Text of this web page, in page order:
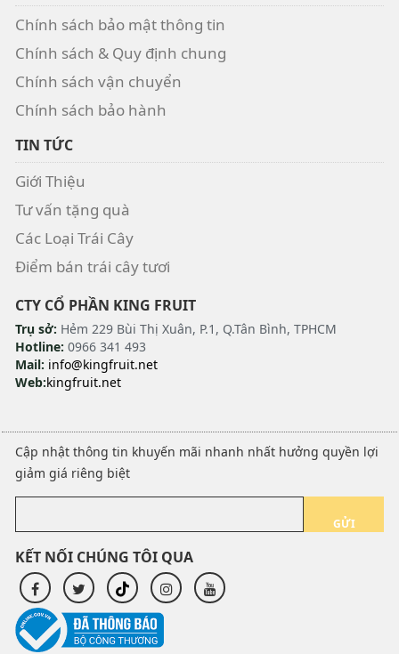
Chính sách bảo mật thông tin
Chính sách & Quy định chung
Chính sách vận chuyển
Chính sách bảo hành
TIN TỨC
Giới Thiệu
Tư vấn tặng quà
Các Loại Trái Cây
Điểm bán trái cây tươi
CTY CỔ PHẦN KING FRUIT
Trụ sở: Hẻm 229 Bùi Thị Xuân, P.1, Q.Tân Bình, TPHCM
Hotline: 0966 341 493
Mail: info@kingfruit.net
Web:kingfruit.net
Cập nhật thông tin khuyến mãi nhanh nhất hưởng quyền lợi
giảm giá riêng biệt
GỬI
KẾT NỐI CHÚNG TÔI QUA